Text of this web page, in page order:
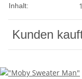
Inhalt:
Kunden